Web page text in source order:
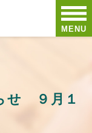
MENU
せ ９月１